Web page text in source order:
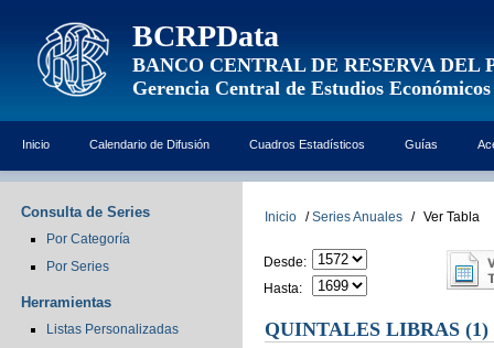
BCRPData
BANCO CENTRAL DE RESERVA DEL
Gerencia Central de Estudios Económicos
Inicio Calendario de Difusión Cuadros Estadísticos Guías
Consulta de Series
Por Categoría
Por Series
Herramientas
Listas Personalizadas
Inicio / Series Anuales / Ver Tabla
Desde:
Hasta:
QUINTALES LIBRAS (1)